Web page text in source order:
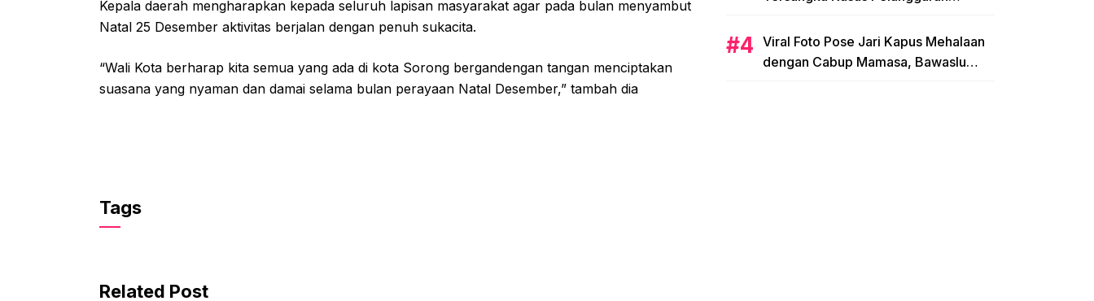
Kepala daerah mengharapkan kepada seluruh lapisan masyarakat agar pada bulan menyambut
Natal 25 Desember aktivitas berjalan dengan penuh sukacita.
“Wali Kota berharap kita semua yang ada di kota Sorong bergandengan tangan menciptakan
suasana yang nyaman dan damai selama bulan perayaan Natal Desember,” tambah dia
Tags
Related Post
Viral Foto Pose Jari Kapus Mehalaan
dengan Cabup Mamasa, Bawaslu